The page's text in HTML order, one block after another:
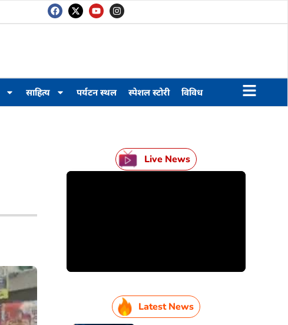
साहित्य पर्यटन स्थल स्पेशल स्टोरी विविध
Live News
Latest News